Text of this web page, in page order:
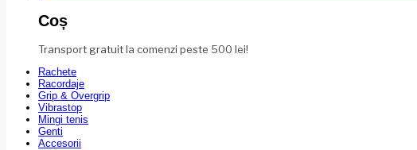
Coș
Transport gratuit la comenzi peste 500 lei!
Rachete
Racordaje
Grip & Overgrip
Vibrastop
Mingi tenis
Genti
Accesorii